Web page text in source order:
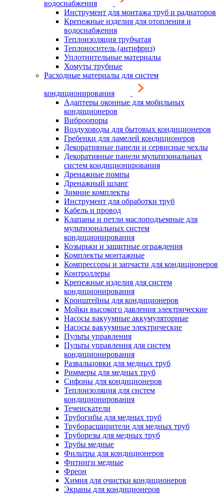
водоснабжения
Инструмент для монтажа труб и радиаторов
Крепежные изделия для отопления и
водоснабжения
Теплоизоляция трубчатая
Теплоноситель (антифриз)
Уплотнительные материалы
Хомуты трубные
Расходные материалы для систем
кондиционирования
Адаптеры оконные для мобильных
кондиционеров
Виброопоры
Воздуховоды для бытовых кондиционеров
Гребенки для ламелей кондиционеров
Декоративные панели и сервисные чехлы
Декоративные панели мультизональных
систем кондиционирования
Дренажные помпы
Дренажный шланг
Зимние комплекты
Инструмент для обработки труб
Кабель и провод
Клапаны и петли маслоподъемные для
мультизональных систем
кондиционирования
Козырьки и защитные ограждения
Комплекты монтажные
Компрессоры и запчасти для кондиционеров
Контроллеры
Крепежные изделия для систем
кондиционирования
Кронштейны для кондиционеров
Мойки высокого давления электрические
Насосы вакуумные аккумуляторные
Насосы вакуумные электрические
Пульты управления
Пульты управления для систем
кондиционирования
Развальцовки для медных труб
Риммеры для медных труб
Сифоны для кондиционеров
Теплоизоляция для систем
кондиционирования
Течеискатели
Трубогибы для медных труб
Труборасширители для медных труб
Труборезы для медных труб
Трубы медные
Фильтры для кондиционеров
Фитинги медные
Фреон
Химия для очистки кондиционеров
Экраны для кондиционеров